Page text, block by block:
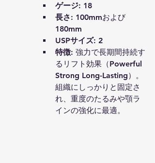
ゲージ: 18
長さ: 100mmおよび
180mm
USPサイズ: 2
特徴: 強力で長期間持続す
るリフト効果（Powerful
Strong Long-Lasting）。
組織にしっかりと固定さ
れ、重度のたるみや顎ラ
インの強化に最適。